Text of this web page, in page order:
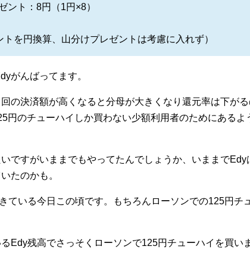
ント：8円（1円×8）
を円換算、山分けプレゼントは考慮に入れず）
がんばってます。
の決済額が高くなると分母が大きくなり還元率は下が
円のチューハイしか買わない少額利用者のためにあるよ
ですがいままでもやってたんでしょうか、いままでEdy
たのかも。
ている今日この頃です。もちろんローソンでの125円チ
Edy残高でさっそくローソンで125円チューハイを買い